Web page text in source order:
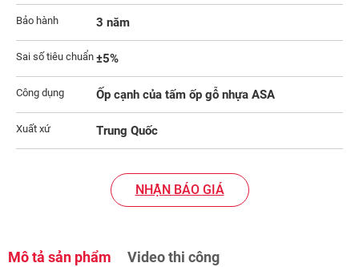
Bảo hành 3 năm
Sai số tiêu chuẩn ±5%
Công dụng Ốp cạnh của tấm ốp gỗ nhựa ASA
Xuất xứ Trung Quốc
NHẬN BÁO GIÁ
Mô tả sản phẩm Video thi công